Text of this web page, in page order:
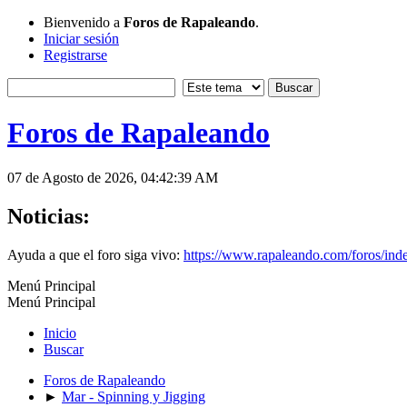
Bienvenido a Foros de Rapaleando.
Iniciar sesión
Registrarse
Foros de Rapaleando
07 de Agosto de 2026, 04:42:39 AM
Noticias:
Ayuda a que el foro siga vivo: https://www.rapaleando.com/foros/
Menú Principal
Menú Principal
Inicio
Buscar
Foros de Rapaleando
► Mar - Spinning y Jigging